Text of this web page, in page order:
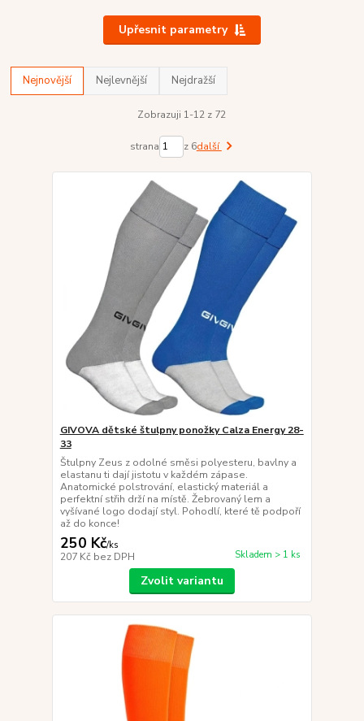
Upřesnit parametry
Nejnovější Nejlevnější Nejdražší
Zobrazuji 1-12 z 72
strana z 6další
GIVOVA dětské štulpny ponožky Calza Energy 28-
33
Štulpny Zeus z odolné směsi polyesteru, bavlny a
elastanu ti dají jistotu v každém zápase.
Anatomické polstrování, elastický materiál a
perfektní střih drží na místě. Žebrovaný lem a
vyšívané logo dodají styl. Pohodlí, které tě podpoří
až do konce!
250 Kč/ks
207 Kč bez DPH Skladem > 1 ks
Zvolit variantu